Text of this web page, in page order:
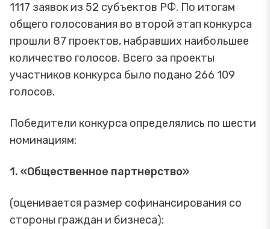
1117 заявок из 52 субъектов РФ. По итогам
общего голосования во второй этап конкурса
прошли 87 проектов, набравших наибольшее
количество голосов. Всего за проекты
участников конкурса было подано 266 109
голосов.
Победители конкурса определялись по шести
номинациям:
1. «Общественное партнерство»
(оценивается размер софинансирования со
стороны граждан и бизнеса):